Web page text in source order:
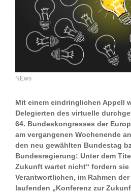
NEws
Mit einem eindringlichen Appell
Delegierten des virtuelle
64. Bundeskongresses der
am vergangenen Wochenende an
den neu gewählten Bundestag
Bundesregierung: Unter dem
Zukunft wartet nicht“ fordern sie
Verantwortlichen, im Rahmen
laufenden „Konferenz zur